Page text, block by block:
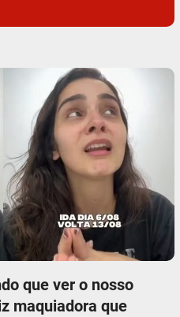
que ver o nosso
maquiadora que